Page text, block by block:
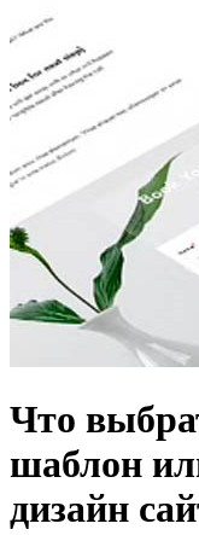
Что
шаблон
дизайн